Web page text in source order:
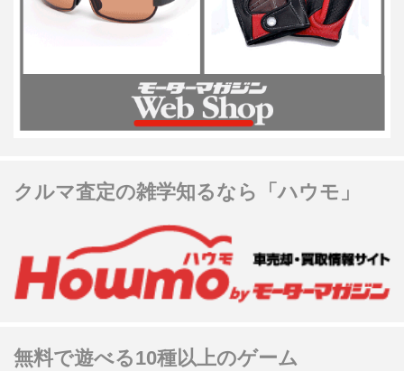
クルマ査定の雑学知るなら「ハウモ」
無料で遊べる10種以上のゲーム